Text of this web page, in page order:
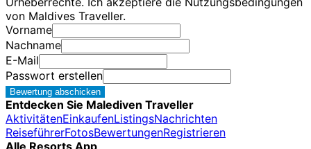
von Maldives Traveller.
Vorname
Nachname
E-Mail
Passwort erstellen
Bewertung abschicken
Entdecken Sie Malediven Traveller
AktivitätenEinkaufenListingsNachrichten
ReiseführerFotosBewertungenRegistrieren